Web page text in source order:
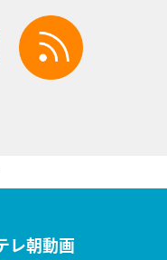
facebook
レ朝動画